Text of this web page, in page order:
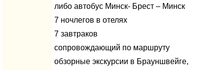
либо автобус Минск- Брест – Минск
7 ночлегов в отелях
7 завтраков
сопровождающий по маршруту
обзорные экскурсии в Брауншвейге,